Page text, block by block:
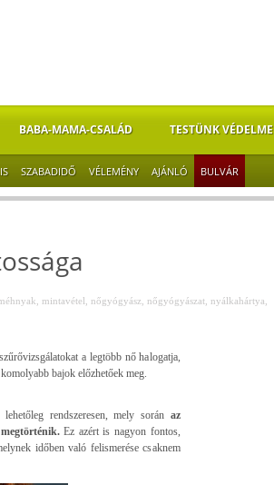
BABA-MAMA-CSALÁD TESTÜNK VÉDELME
SZABADIDŐ VÉLEMÉNY AJÁNLÓ BULVÁR
mintavétel nőgyógyász nőgyógyászat, nyálkahártya
a legtöbb nő halogatja,
bajok előzhetőek meg.
rendszeresen, mely során az
megtörténik.Ez azért is nagyon fontos,
időben való felismerése csaknem